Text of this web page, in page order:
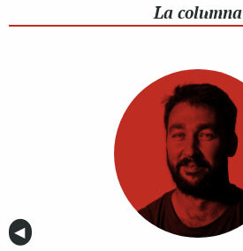
La columna
Anterior
◀︎